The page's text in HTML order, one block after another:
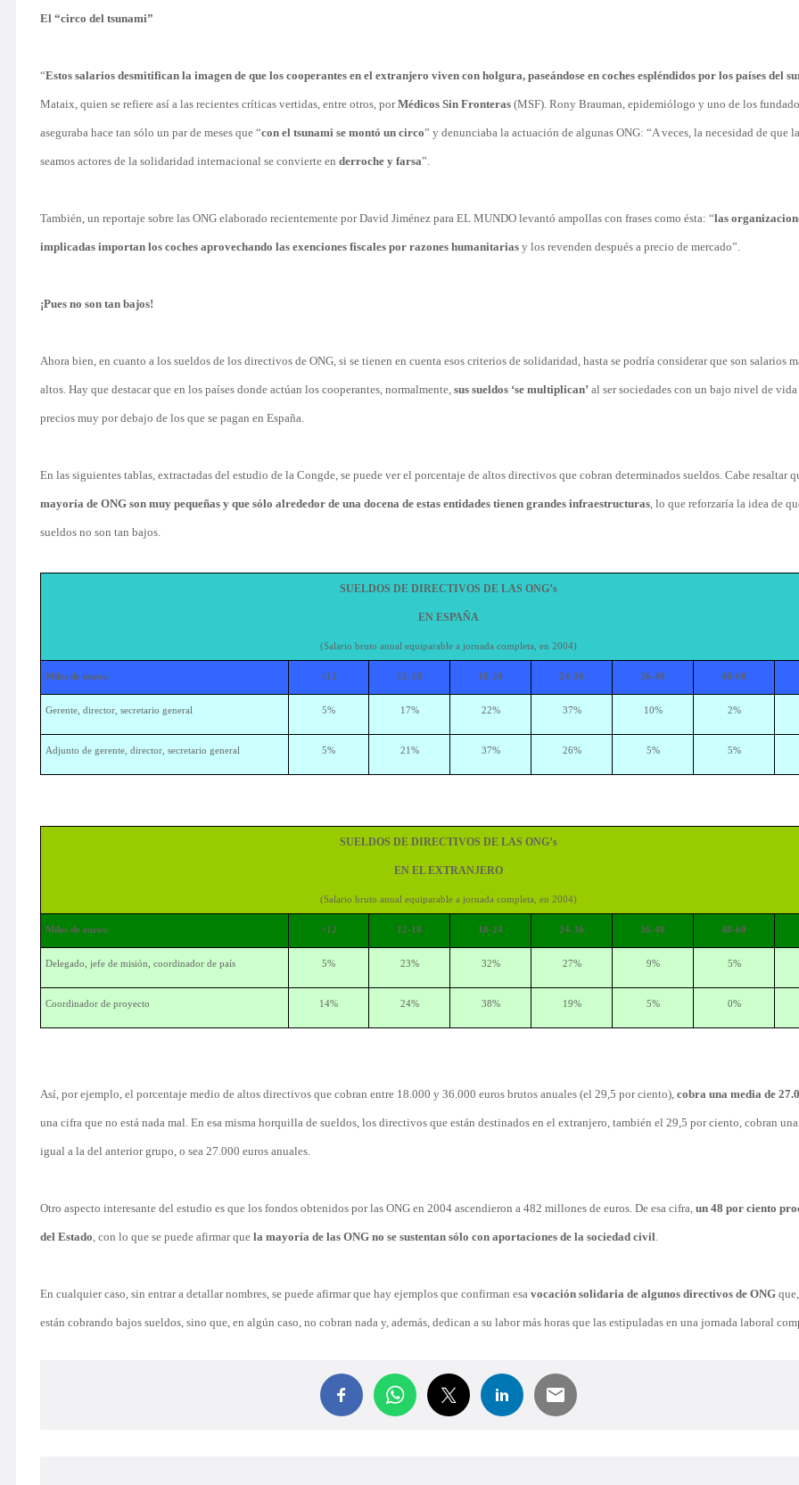
El “circo del tsunami”
“Estos salarios desmitifican la imagen de que los cooperantes en el extranjero viven con holgura, paseándose en coches espléndidos por los países del
Mataix, quien se refiere así a las recientes críticas vertidas, entre otros, porMédicos Sin Fronteras (MSF). Rony Brauman, epidemiólogo y uno de los
aseguraba hace tan sólo un par de meses que “con el tsunami se montó un circo” y denunciaba la actuación de algunas ONG: “A veces, la necesidad de que
seamos actores de la solidaridad internacional se convierte en derroche y farsa”.
También, un reportaje sobre las ONG elaborado recientemente por David Jiménez para EL MUNDO levantó ampollas con frases como ésta: “las
implicadas importan los coches aprovechando las exenciones fiscales por razones humanitarias y los revenden después a precio de mercado”.
¡Pues no son tan bajos!
Ahora bien, en cuanto a los sueldos de los directivos de ONG, si se tienen en cuenta esos criterios de solidaridad, hasta se podría considerar que son salarios
altos. Hay que destacar que en los países donde actúan los cooperantes, normalmente, sus sueldos ‘se multiplican’ al ser sociedades con un bajo nivel de
precios muy por debajo de los que se pagan en España.
En las siguientes tablas, extractadas del estudio de la Congde, se puede ver el porcentaje de altos directivos que cobran determinados sueldos. Cabe resaltar
mayoría de ONG son muy pequeñas y que sólo alrededor de una docena de estas entidades tienen grandes infraestructuras, lo que reforzaría la idea de
sueldos no son tan bajos.
SUELDOS DE DIRECTIVOS DE LAS ONG’s
EN ESPAÑA
(Salario bruto anual equiparable a jornada completa, en 2004)
Miles de euros: <12 12-18 18-24 24-36 36-48 48-60
Gerente, director, secretario general 5% 17% 22% 37% 10% 2%
Adjunto de gerente, director, secretario general 5% 21% 37% 26% 5% 5%
SUELDOS DE DIRECTIVOS DE LAS ONG’s
EN EL EXTRANJERO
(Salario bruto anual equiparable a jornada completa, en 2004)
Miles de euros: <12 12-18 18-24 24-36 36-48 48-60
Delegado, jefe de misión, coordinador de país 5% 23% 32% 27% 9% 5%
Coordinador de proyecto 14% 24% 38% 19% 5% 0%
Así, por ejemplo, el porcentaje medio de altos directivos que cobran entre 18.000 y 36.000 euros brutos anuales (el 29,5 por ciento), cobra una media de
una cifra que no está nada mal. En esa misma horquilla de sueldos, los directivos que están destinados en el extranjero, también el 29,5 por ciento, cobran
igual a la del anterior grupo, o sea 27.000 euros anuales.
Otro aspecto interesante del estudio es que los fondos obtenidos por las ONG en 2004 ascendieron a 482 millones de euros. De esa cifra, un 48 por ciento
del Estado, con lo que se puede afirmar que la mayoría de las ONG no se sustentan sólo con aportaciones de la sociedad civil.
En cualquier caso, sin entrar a detallar nombres, se puede afirmar que hay ejemplos que confirman esa vocación solidaria de algunos directivos de ONG
están cobrando bajos sueldos, sino que, en algún caso, no cobran nada y, además, dedican a su labor más horas que las estipuladas en una jornada laboral